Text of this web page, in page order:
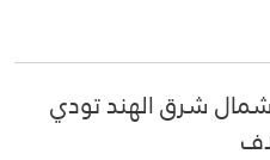
شرق الهند تودي